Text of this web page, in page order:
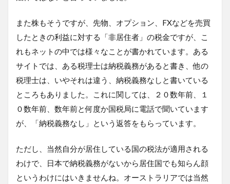
また株もそうですが、先物、オプション、FXなどを売買
したときの利益に対する「非居住者」の税金ですが、こ
れもネットの中では様々なことが書かれています。ある
サイトでは、ある税理士は納税義務があると書き、他の
税理士は、いやそれは違う、納税義務なしと書いている
ところもありました。これに関しては、２０数年前、１
０数年前、数年前と何度か国税局に電話で聞いています
が、「納税義務なし」という返答をもらっています。
ただし、当然自分が居住している国の税法が適用される
わけで、日本で納税義務がないから居住国でも知らん顔
というわけにはいきませんね。オーストラリアでは当然